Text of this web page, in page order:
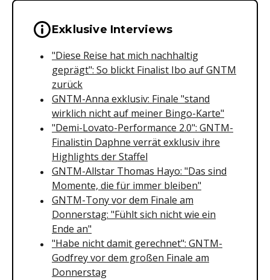
Wichtige Hinweise &
Exklusive Interviews
"Diese Reise hat mich nachhaltig
geprägt": So blickt Finalist Ibo auf GNTM
zurück
GNTM-Anna exklusiv: Finale "stand
wirklich nicht auf meiner Bingo-Karte"
"Demi-Lovato-Performance 2.0": GNTM-
Finalistin Daphne verrät exklusiv ihre
Highlights der Staffel
GNTM-Allstar Thomas Hayo: "Das sind
Momente, die für immer bleiben"
GNTM-Tony vor dem Finale am
Donnerstag: "Fühlt sich nicht wie ein
Ende an"
"Habe nicht damit gerechnet": GNTM-
Godfrey vor dem großen Finale am
Donnerstag